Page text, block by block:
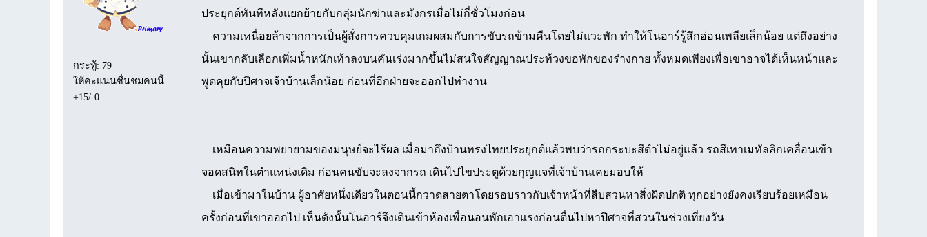
กระทู้: 79
ให้คะแนนชื่นชมคนนี้:
+15/-0
ประยุกต์ทันทีหลังแยกย้ายกับกลุ่มนักฆ่าและมังกรเมื่อไม่กี่ชั่วโมงก่อน
ความเหนื่อยล้าจากการเป็นผู้สั่งการควบคุมเกมผสมกับการขับรถข้ามคืนโดยไม่แวะพัก ทำให้โนอาร์รู้สึกอ่อนเพลียเล็กน้อย แต่ถึงอย่าง
นั้นเขากลับเลือกเพิ่มน้ำหนักเท้าลงบนคันเร่งมากขึ้นไม่สนใจสัญญาณประท้วงขอพักของร่างกาย ทั้งหมดเพียงเพื่อเขาอาจได้เห็นหน้าและ
พูดคุยกับปีศาจเจ้าบ้านเล็กน้อย ก่อนที่อีกฝ่ายจะออกไปทำงาน
เหมือนความพยายามของมนุษย์จะไร้ผล เมื่อมาถึงบ้านทรงไทยประยุกต์แล้วพบว่ารถกระบะสีดำไม่อยู่แล้ว รถสีเทาเมทัลลิกเคลื่อนเข้า
จอดสนิทในตำแหน่งเดิม ก่อนคนขับจะลงจากรถ เดินไปไขประตูด้วยกุญแจที่เจ้าบ้านเคยมอบให้
เมื่อเข้ามาในบ้าน ผู้อาศัยหนึ่งเดียวในตอนนี้กวาดสายตาโดยรอบราวกับเจ้าหน้าที่สืบสวนหาสิ่งผิดปกติ ทุกอย่างยังคงเรียบร้อยเหมือน
ครั้งก่อนที่เขาออกไป เห็นดังนั้นโนอาร์จึงเดินเข้าห้องเพื่อนอนพักเอาแรงก่อนตื่นไปหาปีศาจที่สวนในช่วงเที่ยงวัน